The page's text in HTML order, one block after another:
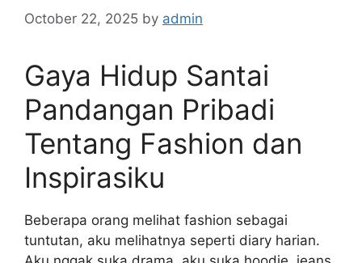
October 22, 2025 by admin
Gaya Hidup Santai
Pandangan Pribadi
Tentang Fashion dan
Inspirasiku
Beberapa orang melihat fashion sebagai
tuntutan, aku melihatnya seperti diary harian.